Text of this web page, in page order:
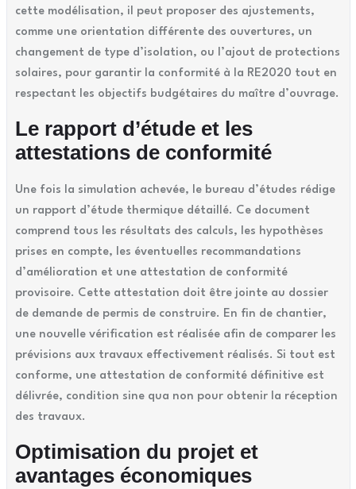
cette modélisation, il peut proposer des ajustements,
comme une orientation différente des ouvertures, un
changement de type d’isolation, ou l’ajout de protections
solaires, pour garantir la conformité à la RE2020 tout en
respectant les objectifs budgétaires du maître d’ouvrage.
Le rapport d’étude et les
attestations de conformité
Une fois la simulation achevée, le bureau d’études rédige
un rapport d’étude thermique détaillé. Ce document
comprend tous les résultats des calculs, les hypothèses
prises en compte, les éventuelles recommandations
d’amélioration et une attestation de conformité
provisoire. Cette attestation doit être jointe au dossier
de demande de permis de construire. En fin de chantier,
une nouvelle vérification est réalisée afin de comparer les
prévisions aux travaux effectivement réalisés. Si tout est
conforme, une attestation de conformité définitive est
délivrée, condition sine qua non pour obtenir la réception
des travaux.
Optimisation du projet et
avantages économiques